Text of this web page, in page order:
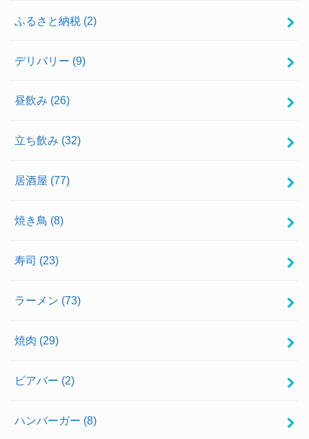
ふるさと納税 (2)
デリバリー (9)
昼飲み (26)
立ち飲み (32)
居酒屋 (77)
焼き鳥 (8)
寿司 (23)
ラーメン (73)
焼肉 (29)
ビアバー (2)
ハンバーガー (8)